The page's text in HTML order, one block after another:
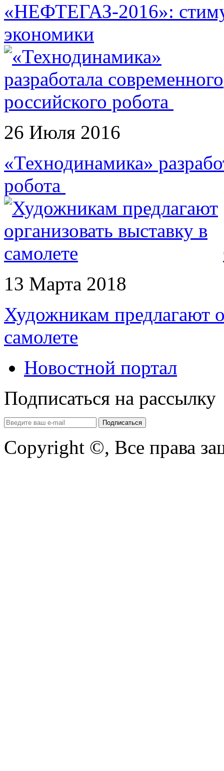
«НЕФТЕГАЗ-2016»:
экономики
26 Июля 2016
«Технодинамика»
робота
13 Марта 2018
Художникам предлагают
самолете
Новостной портал
Подписаться на рассылку
Copyright ©, Все права